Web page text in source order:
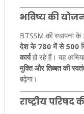
भविष्य की
BTSSM की स्थापना के
देश के 780 में से 500
कार्यहो रहे हैं। यह
मुक्ति और तिब्बत की
बढ़ेगा।
राष्ट्रीय